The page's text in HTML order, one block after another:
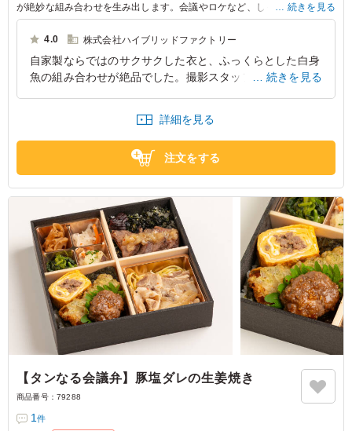
が絶妙な組み合わせを生み出します。会議やロケなど、しっかりとした食
事が求められるシーンに最適です。
続きを見る
4.0 株式会社ハイブリッドファクトリー
自家製ならではのサクサクした衣と、ふっくらとした白身
魚の組み合わせが絶品でした。撮影スタッフの中でも特に
ました。また注文したいと思います。
東京都千代田区丸の内
続きを見る
詳細を見る
注文をする
【タンなる会議弁】豚塩ダレの生姜焼き
商品番号： 79288
1件